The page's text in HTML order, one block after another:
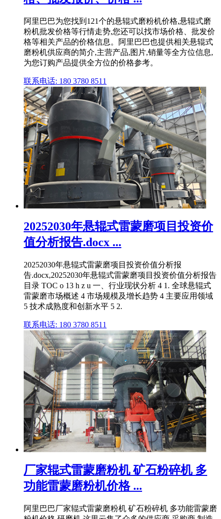
阿里巴巴为您找到121个的悬辊式磨粉机价格,悬辊式磨
粉机批发价格等行情走势,您还可以找市场价格、批发价
格等相关产品的价格信息。阿里巴巴也提供相关悬辊式
磨粉机供应商的简介,主营产品,图片,销量等全方位信息,
为您订购产品提供全方位的价格参考。
联系电话: 180 3780 8511
20252030年悬辊式雷蒙磨项目投资价
值分析报告.docx ...
20252030年悬辊式雷蒙磨项目投资价值分析报
告.docx,20252030年悬辊式雷蒙磨项目投资价值分析报告
目录 TOC o 13 h z u 一、行业现状分析 4 1. 全球悬辊式
雷蒙磨市场概述 4 市场规模及增长趋势 4 主要应用领域
5 技术成熟度和创新水平 5 2.
联系电话: 180 3780 8511
厂家辊式雷蒙磨粉机 矿石粉碎机 多
功能雷蒙磨粉机价格 ...
阿里巴巴厂家辊式雷蒙磨粉机 矿石粉碎机 多功能雷蒙磨